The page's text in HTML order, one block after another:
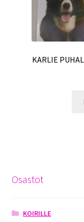
KARLIE
Osastot
KOIRILLE